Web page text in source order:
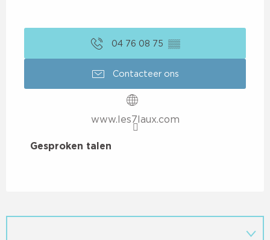
04 76 08 75 ▒▒
Contacteer ons
www.les7laux.com
Gesproken talen
Gesproken talen